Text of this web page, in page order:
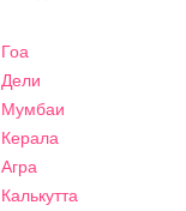
Гоа
Дели
Мумбаи
Керала
Агра
Калькутта